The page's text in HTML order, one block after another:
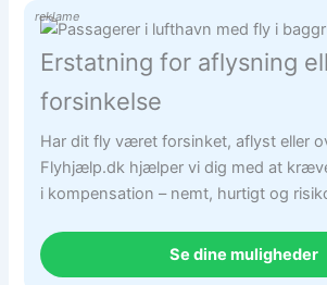
reklame
Erstatning for aflysning
forsinkelse
Har dit fly været forsinket, aflyst eller
Flyhjælp.dk hjælper vi dig med at
i kompensation – nemt, hurtigt og
Se dine muligheder